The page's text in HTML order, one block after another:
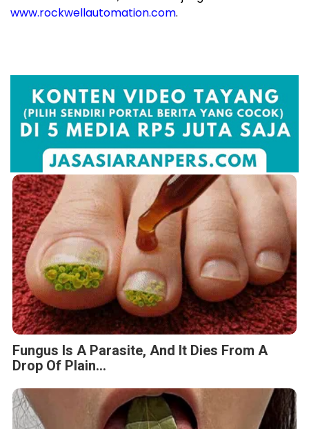
www.rockwellautomation.com.
Fungus Is A Parasite, And It Dies From A
Drop Of Plain...